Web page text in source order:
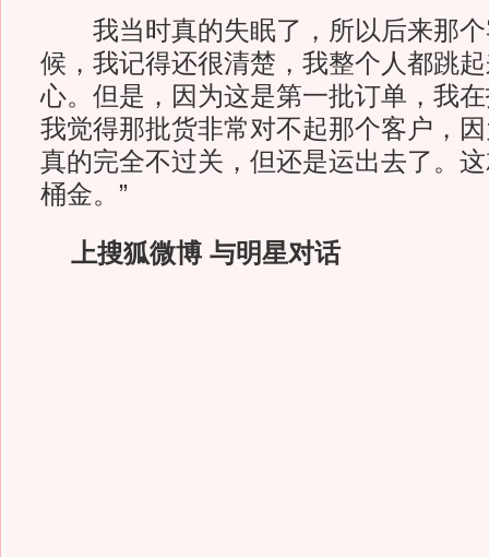
我当时真的失眠了，所以后来那个
候，我记得还很清楚，我整个人都跳
心。但是，因为这是第一批订单，我
我觉得那批货非常对不起那个客户，
真的完全不过关，但还是运出去了。
桶金。”
上搜狐微博 与明星对话